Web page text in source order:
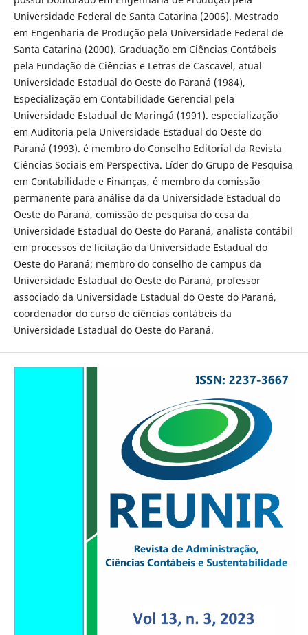
Universidade Federal de Santa Catarina (2006). Mestrado
em Engenharia de Produção pela Universidade Federal de
Santa Catarina (2000). Graduação em Ciências Contábeis
pela Fundação de Ciências e Letras de Cascavel, atual
Universidade Estadual do Oeste do Paraná (1984),
Especialização em Contabilidade Gerencial pela
Universidade Estadual de Maringá (1991). especialização
em Auditoria pela Universidade Estadual do Oeste do
Paraná (1993). é membro do Conselho Editorial da Revista
Ciências Sociais em Perspectiva. Líder do Grupo de Pesquisa
em Contabilidade e Finanças, é membro da comissão
permanente para análise da da Universidade Estadual do
Oeste do Paraná, comissão de pesquisa do ccsa da
Universidade Estadual do Oeste do Paraná, analista contábil
em processos de licitação da Universidade Estadual do
Oeste do Paraná; membro do conselho de campus da
Universidade Estadual do Oeste do Paraná, professor
associado da Universidade Estadual do Oeste do Paraná,
coordenador do curso de ciências contábeis da
Universidade Estadual do Oeste do Paraná.